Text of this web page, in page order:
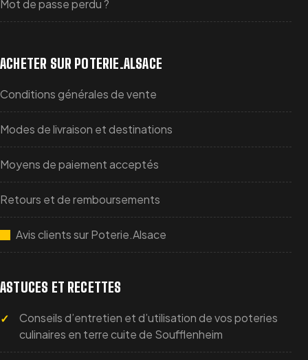
Mot de passe perdu ?
ACHETER SUR POTERIE.ALSACE
Conditions générales de vente
Modes de livraison et destinations
Moyens de paiement acceptés
Retours et de remboursements
Avis clients sur Poterie.Alsace
ASTUCES ET RECETTES
Conseils d’entretien et d’utilisation de vos poteries
culinaires en terre cuite de Soufflenheim